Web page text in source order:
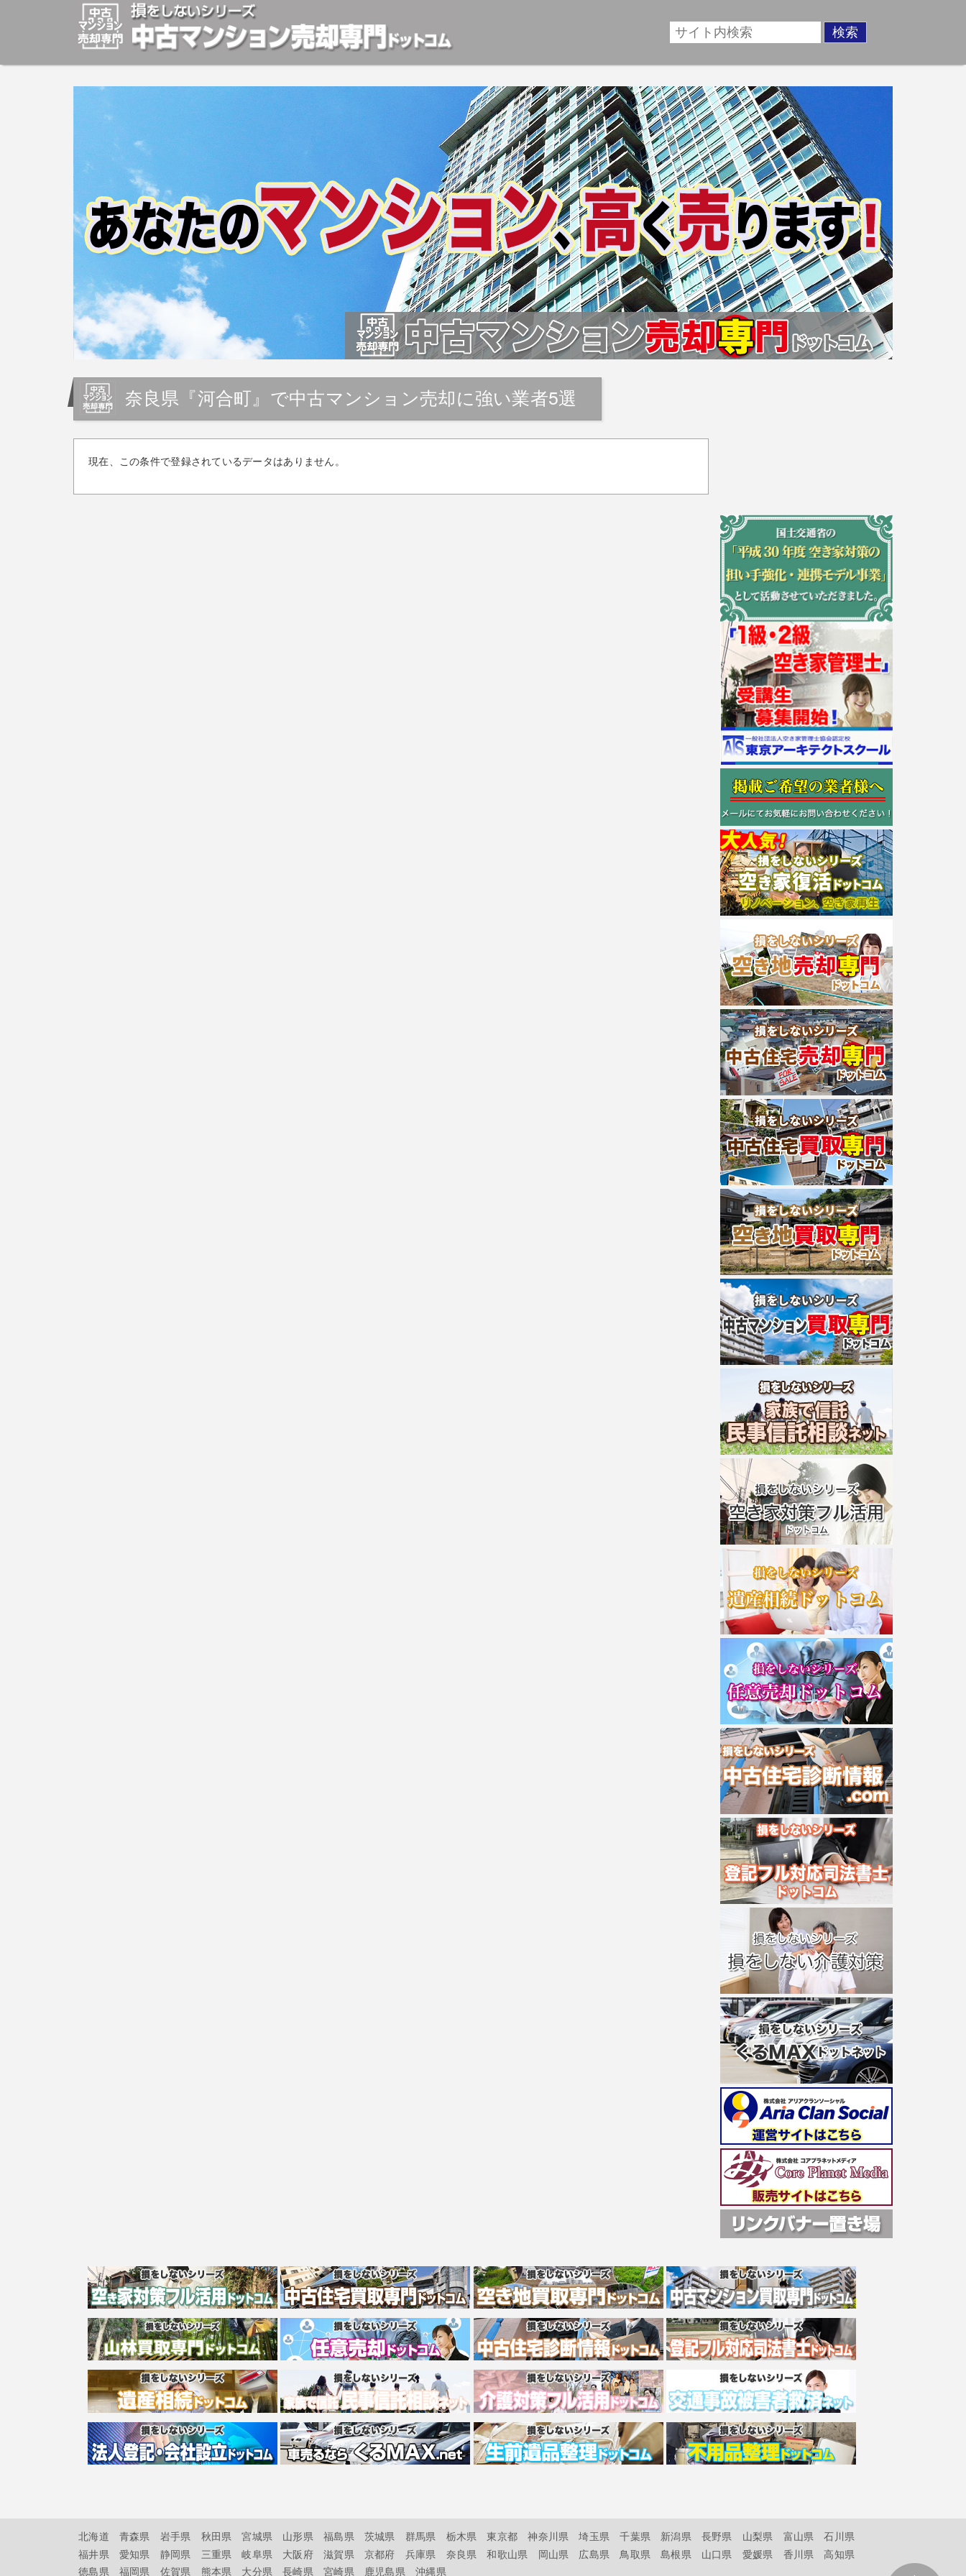
マンションの「売却」は「個人」の方々が、「買取」は不動産や開発等の「業者」が物件を買います。一般的に「売却」は時間はかかるが相場に準じた売却金額、「買取」は短期ではあるが相場より
安めの売却金額と言われています。マンションの売却をご検討中の方はお気軽にご相談ください。マンション、アパート、相続不動産など不動産売却のお悩みを全国の専門家が解決致します！
奈良県『河合町』で中古マンション売却に強い業者5選
現在、この条件で登録されているデータはありません。
北海道 青森県 岩手県 秋田県 宮城県 山形県 福島県 茨城県 群馬県 栃木県 東京都 神奈川県 埼玉県 千葉県 新潟県 長野県 山梨県 富山県
石川県
福井県
愛知県 静岡県 三重県 岐阜県 大阪府 滋賀県 京都府 兵庫県 奈良県 和歌山県 岡山県 広島県 鳥取県 島根県 山口県 愛媛県 香川県
高知県
徳島県
福岡県 佐賀県 熊本県 大分県 長崎県 宮崎県 鹿児島県 沖縄県